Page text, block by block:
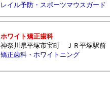
レイル予防・ スポーツマウスガード
ホワイト矯正歯科
神奈川県平塚市宝町 ＪＲ平塚駅前
矯正歯科・ ホワイトニング